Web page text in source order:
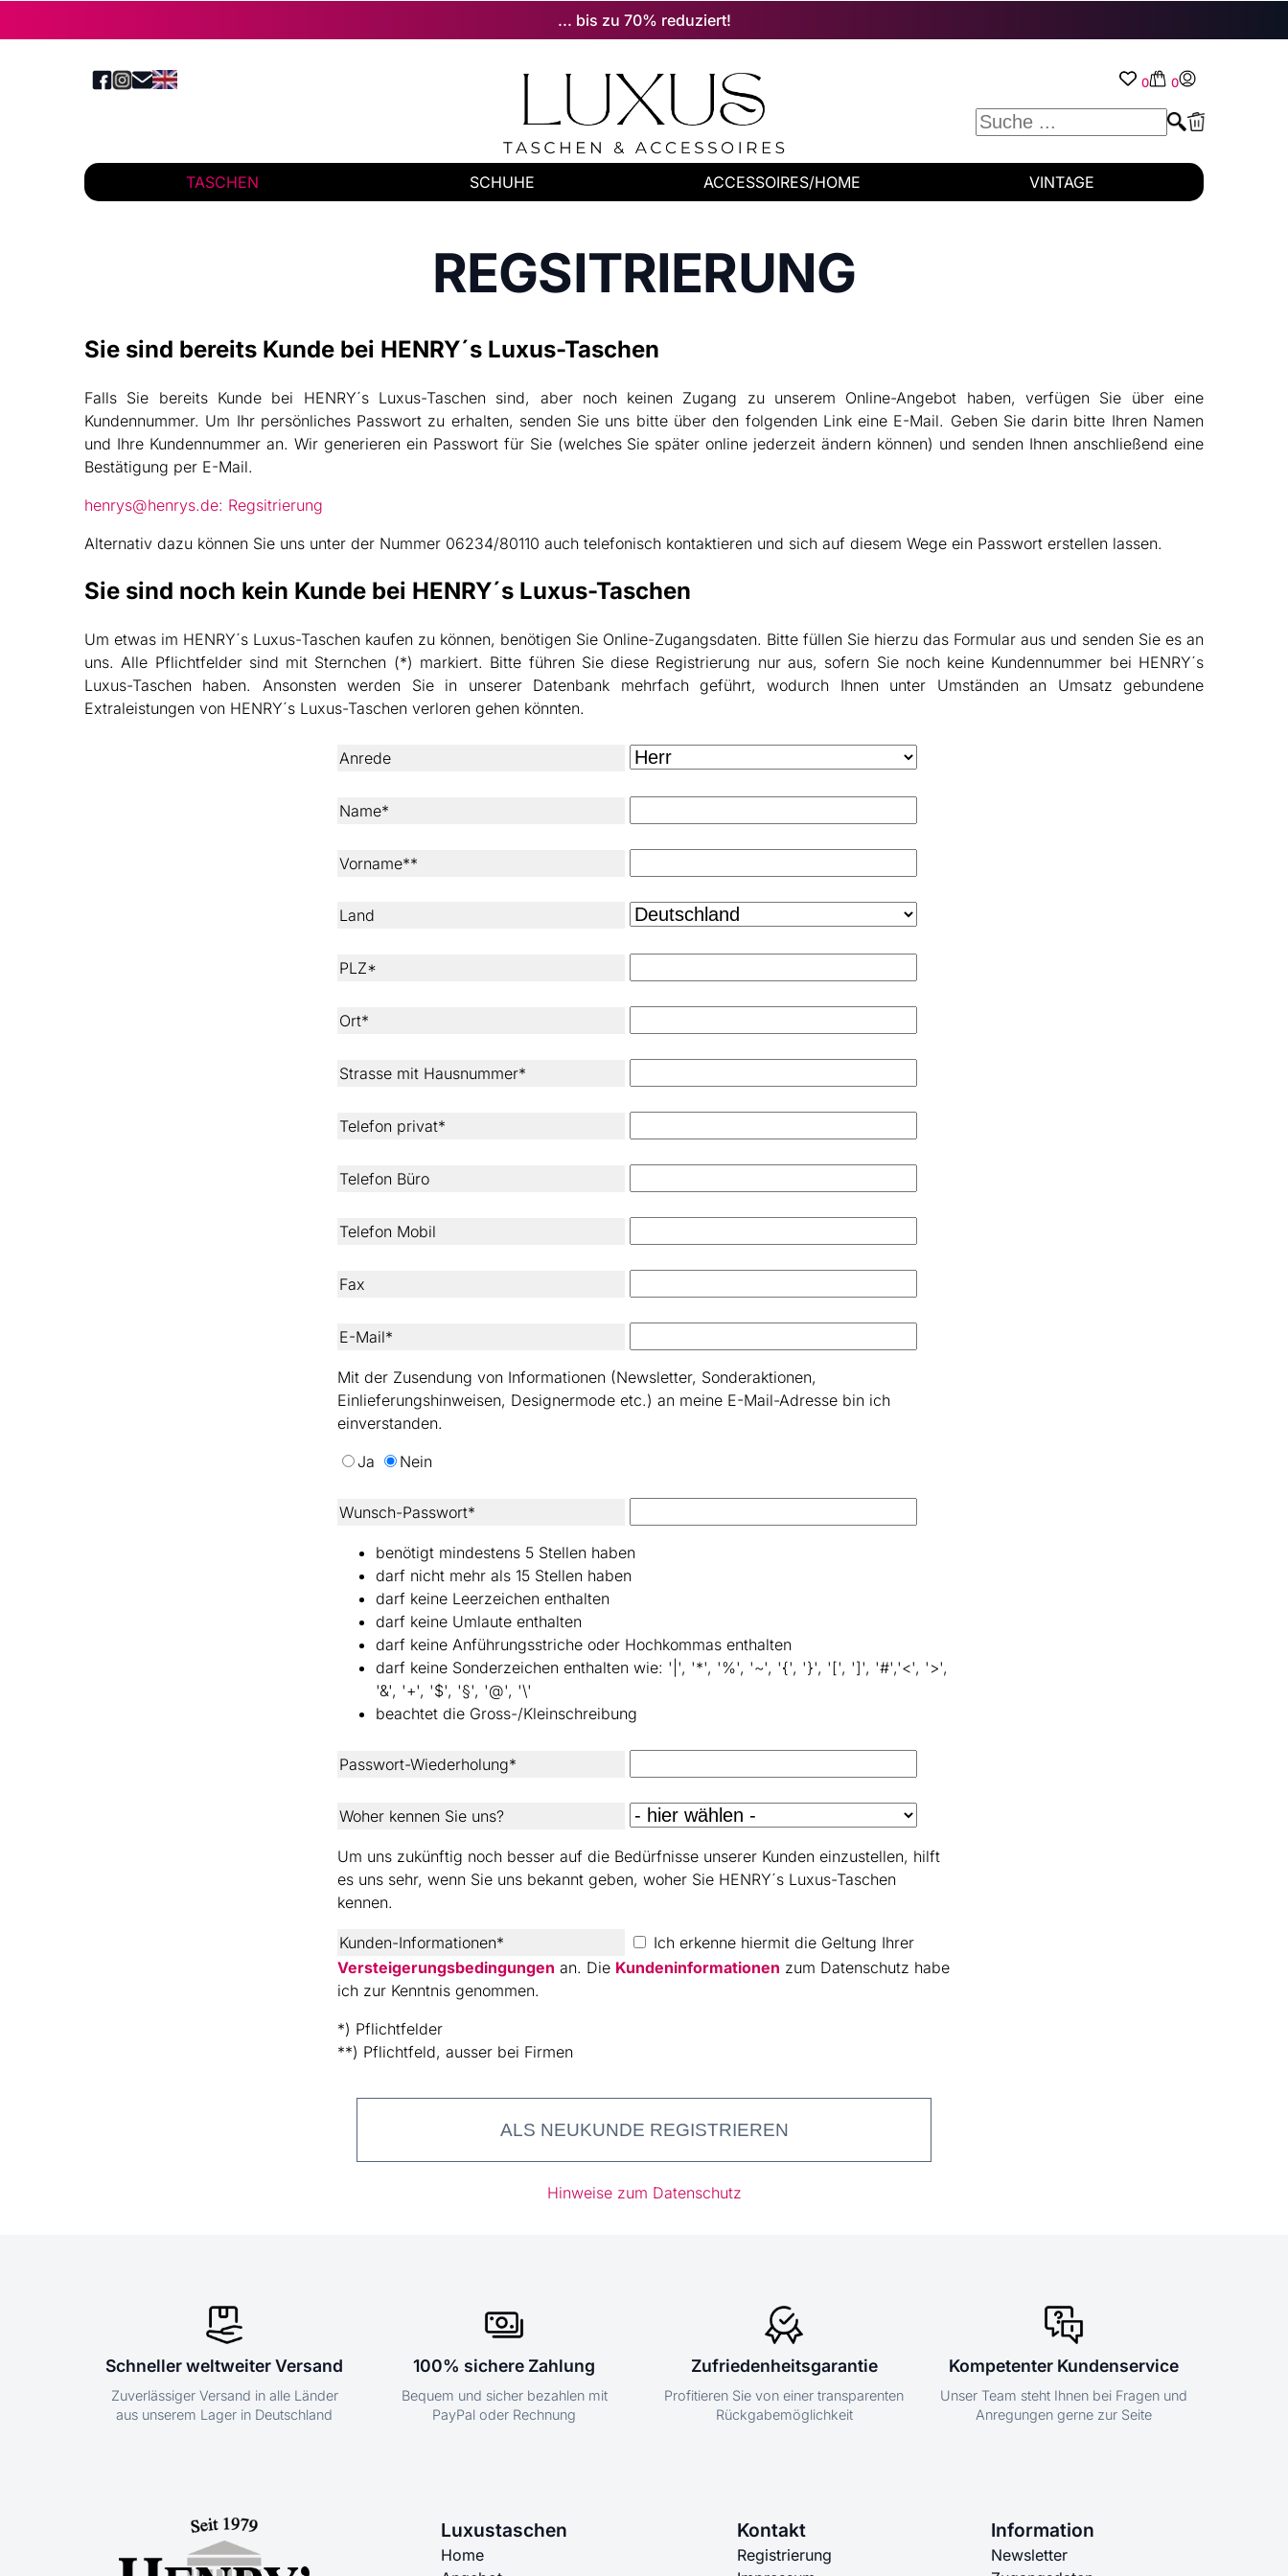
... bis zu 70% reduziert!
0 0
TASCHEN SCHUHE ACCESSOIRES/HOME VINTAGE
REGSITRIERUNG
Sie sind bereits Kunde bei HENRY´s Luxus-Taschen
Falls Sie bereits Kunde bei HENRY´s Luxus-Taschen sind, aber noch keinen Zugang zu unserem Online-Angebot haben, verfügen Sie über eine
Kundennummer. Um Ihr persönliches Passwort zu erhalten, senden Sie uns bitte über den folgenden Link eine E-Mail. Geben Sie darin bitte Ihren Namen
und Ihre Kundennummer an. Wir generieren ein Passwort für Sie (welches Sie später online jederzeit ändern können) und senden Ihnen anschließend eine
Bestätigung per E-Mail.
henrys@henrys.de: Regsitrierung
Alternativ dazu können Sie uns unter der Nummer 06234/80110 auch telefonisch kontaktieren und sich auf diesem Wege ein Passwort erstellen lassen.
Sie sind noch kein Kunde bei HENRY´s Luxus-Taschen
Um etwas im HENRY´s Luxus-Taschen kaufen zu können, benötigen Sie Online-Zugangsdaten. Bitte füllen Sie hierzu das Formular aus und senden Sie es an
uns. Alle Pflichtfelder sind mit Sternchen (*) markiert. Bitte führen Sie diese Registrierung nur aus, sofern Sie noch keine Kundennummer bei HENRY´s
Luxus-Taschen haben. Ansonsten werden Sie in unserer Datenbank mehrfach geführt, wodurch Ihnen unter Umständen an Umsatz gebundene
Extraleistungen von HENRY´s Luxus-Taschen verloren gehen könnten.
Anrede
Name*
Vorname**
Land
PLZ*
Ort*
Strasse mit Hausnummer*
Telefon privat*
Telefon Büro
Telefon Mobil
Fax
E-Mail*
Mit der Zusendung von Informationen (Newsletter, Sonderaktionen,
Einlieferungshinweisen, Designermode etc.) an meine E-Mail-Adresse bin ich
einverstanden.
Ja
Nein
Wunsch-Passwort*
benötigt mindestens 5 Stellen haben
darf nicht mehr als 15 Stellen haben
darf keine Leerzeichen enthalten
darf keine Umlaute enthalten
darf keine Anführungsstriche oder Hochkommas enthalten
darf keine Sonderzeichen enthalten wie: '|', '*', '%', '~', '{', '}', '[', ']', '#','<', '>',
'&', '+', '$', '§', '@', '\'
beachtet die Gross-/Kleinschreibung
Passwort-Wiederholung*
Woher kennen Sie uns?
Um uns zukünftig noch besser auf die Bedürfnisse unserer Kunden einzustellen, hilft
es uns sehr, wenn Sie uns bekannt geben, woher Sie HENRY´s Luxus-Taschen
kennen.
Kunden-Informationen*
Ich erkenne hiermit die Geltung Ihrer
Versteigerungsbedingungen an. Die Kundeninformationen zum Datenschutz habe
ich zur Kenntnis genommen.
*) Pflichtfelder
**) Pflichtfeld, ausser bei Firmen
ALS NEUKUNDE REGISTRIEREN
Hinweise zum Datenschutz
Schneller weltweiter Versand
Zuverlässiger Versand in alle Länder
aus unserem Lager in Deutschland
100% sichere Zahlung
Bequem und sicher bezahlen mit
PayPal oder Rechnung
Zufriedenheitsgarantie
Profitieren Sie von einer transparenten
Rückgabemöglichkeit
Kompetenter Kundenservice
Unser Team steht Ihnen bei Fragen und
Anregungen gerne zur Seite
Luxustaschen
Home
Kontakt
Registrierung
Information
Newsletter